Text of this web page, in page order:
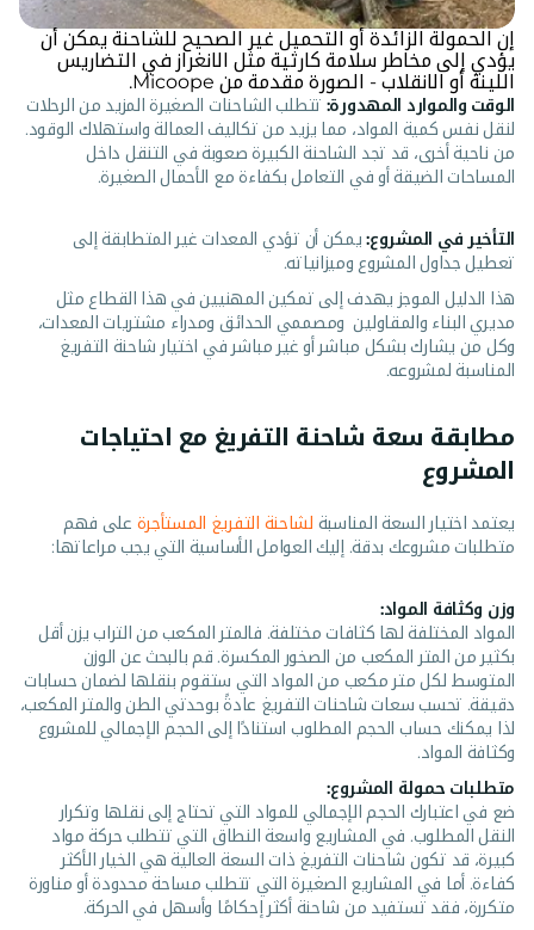
إن الحمولة الزائدة أو التحميل غير الصحيح للشاحنة يمكن أن
يؤدي إلى مخاطر سلامة كارثية مثل الانغراز في التضاريس
اللينة أو الانقلاب - الصورة مقدمة من Micoope.
الوقت والموارد المهدورة: تتطلب الشاحنات الصغيرة المزيد من الرحلات
لنقل نفس كمية المواد، مما يزيد من تكاليف العمالة واستهلاك الوقود.
من ناحية أخرى، قد تجد الشاحنة الكبيرة صعوبة في التنقل داخل
المساحات الضيقة أو في التعامل بكفاءة مع الأحمال الصغيرة.
التأخير في المشروع:يمكن أن تؤدي المعدات غير المتطابقة إلى
تعطيل جداول المشروع وميزانياته.
هذا الدليل الموجز يهدف إلى تمكين المهنيين في هذا القطاع مثل
مديري البناء والمقاولين ومصممي الحدائق ومدراء مشتريات المعدات،
وكل من يشارك بشكل مباشر أو غير مباشر في اختيار شاحنة التفريغ
المناسبة لمشروعه.
مطابقة سعة شاحنة التفريغ مع احتياجات
المشروع
يعتمد اختيار السعة المناسبة لشاحنة التفريغ المستأجرة على فهم
متطلبات مشروعك بدقة. إليك العوامل الأساسية التي يجب مراعاتها:
وزن وكثافة المواد:
المواد المختلفة لها كثافات مختلفة. فالمتر المكعب من التراب يزن أقل
بكثير من المتر المكعب من الصخور المكسرة. قم بالبحث عن الوزن
المتوسط لكل متر مكعب من المواد التي ستقوم بنقلها لضمان حسابات
دقيقة. تحسب سعات شاحنات التفريغ عادةً بوحدتي الطن والمتر المكعب،
لذا يمكنك حساب الحجم المطلوب استنادًا إلى الحجم الإجمالي للمشروع
وكثافة المواد.
متطلبات حمولة المشروع:
ضع في اعتبارك الحجم الإجمالي للمواد التي تحتاج إلى نقلها وتكرار
النقل المطلوب. في المشاريع واسعة النطاق التي تتطلب حركة مواد
كبيرة، قد تكون شاحنات التفريغ ذات السعة العالية هي الخيار الأكثر
كفاءة. أما في المشاريع الصغيرة التي تتطلب مساحة محدودة أو مناورة
متكررة، فقد تستفيد من شاحنة أكثر إحكامًا وأسهل في الحركة.